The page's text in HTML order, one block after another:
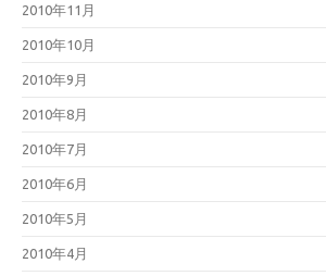
2010年11月
2010年10月
2010年9月
2010年8月
2010年7月
2010年6月
2010年5月
2010年4月